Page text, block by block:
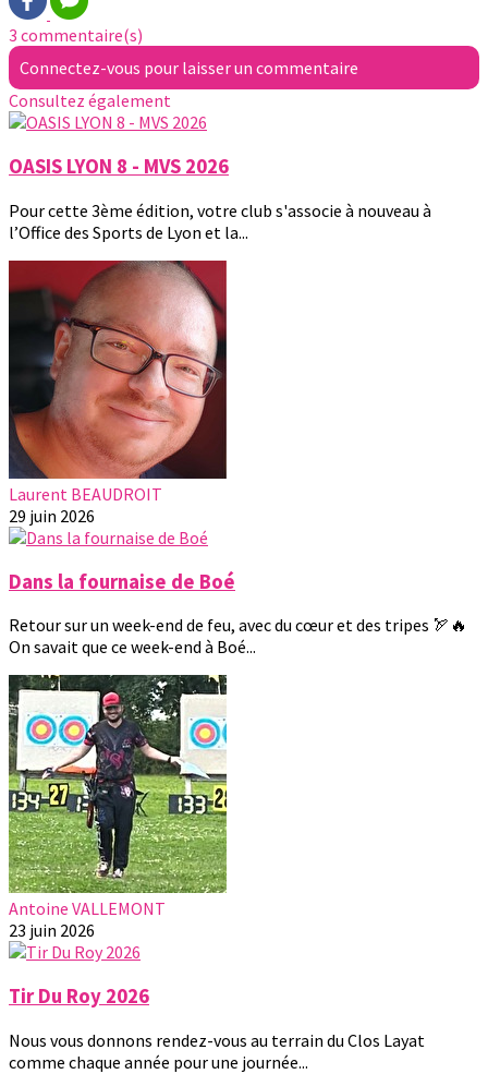
3 commentaire(s)
Connectez-vous pour laisser un commentaire
Consultez également
OASIS LYON 8 - MVS 2026
Pour cette 3ème édition, votre club s'associe à nouveau à
l’Office des Sports de Lyon et la...
Laurent BEAUDROIT
29 juin 2026
Dans la fournaise de Boé
Retour sur un week-end de feu, avec du cœur et des tripes 🏹🔥
On savait que ce week-end à Boé...
Antoine VALLEMONT
23 juin 2026
Tir Du Roy 2026
Nous vous donnons rendez-vous au terrain du Clos Layat
comme chaque année pour une journée...